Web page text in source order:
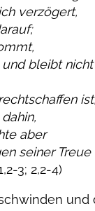
verzögert,
bleibt nicht
ist,
aber
seiner Treue
3; 2,2-4)